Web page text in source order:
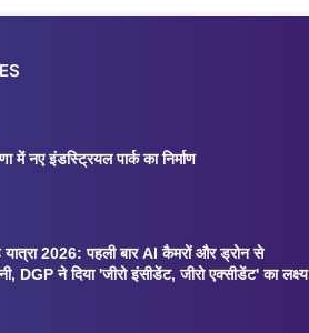
में नए इंडस्ट्रियल पार्क का निर्माण
यात्रा 2026: पहली बार AI कैमरों और ड्रोन से
DGP ने दिया 'जीरो इंसीडेंट, जीरो एक्सीडेंट' का लक्ष्य